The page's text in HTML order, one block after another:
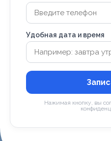
Удобная дата и время
Нажимая кнопку, вы